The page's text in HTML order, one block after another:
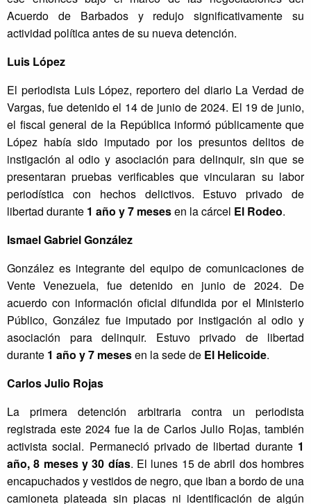
Acuerdo de Barbados y redujo significativamente su
actividad política antes de su nueva detención.
Luis López
El periodista Luis López, reportero del diario La Verdad de
Vargas, fue detenido el 14 de junio de 2024. El 19 de junio,
el fiscal general de la República informó públicamente que
López había sido imputado por los presuntos delitos de
instigación al odio y asociación para delinquir, sin que se
presentaran pruebas verificables que vincularan su labor
periodística con hechos delictivos. Estuvo privado de
libertad durante 1 año y 7 mesesen la cárcel El Rodeo.
Ismael Gabriel González
González es integrante del equipo de comunicaciones de
Vente Venezuela, fue detenido en junio de 2024. De
acuerdo con información oficial difundida por el Ministerio
Público, González fue imputado por instigación al odio y
asociación para delinquir. Estuvo privado de libertad
durante 1 año y 7 mesesen la sede de El Helicoide.
Carlos Julio Rojas
La primera detención arbitraria contra un periodista
registrada este 2024 fue la de Carlos Julio Rojas, también
activista social. Permaneció privado de libertad durante 1
año, 8 meses y 30 días. El lunes 15 de abril dos hombres
encapuchados y vestidos de negro, que iban a bordo de una
camioneta plateada sin placas ni identificación de algún